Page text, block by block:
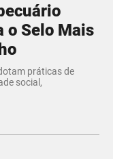
o Selo Mais
práticas de
social,